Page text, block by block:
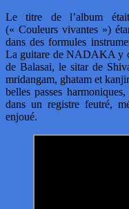
Le titre de l’album
(« Couleurs vivantes »)
dans des formules
La guitare de NADAKA y
de Balasai, le sitar de
mridangam, ghatam et
belles passes
dans un registre feutré,
enjoué.